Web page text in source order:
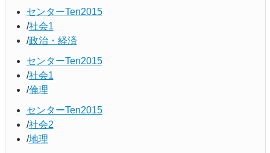
センターTen2015
社会1
政治・経済
センターTen2015
社会1
倫理
センターTen2015
社会2
地理